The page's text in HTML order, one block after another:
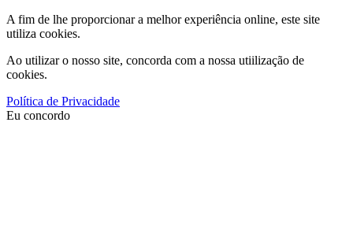
A fim de lhe proporcionar a melhor experiência online, este site
utiliza cookies.
Ao utilizar o nosso site, concorda com a nossa utiilização de
cookies.
Política de Privacidade
Eu concordo